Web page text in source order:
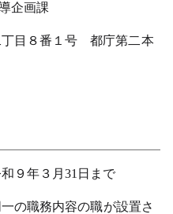
企画課
丁目８番１号 都庁第二本
９年３月31日まで
の職務内容の職が設置さ